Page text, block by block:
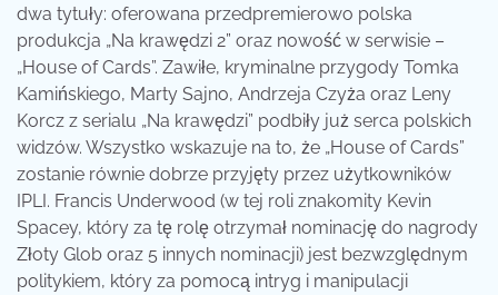
dwa tytuły: oferowana przedpremierowo polska
produkcja „Na krawędzi 2” oraz nowość w serwisie –
„House of Cards”. Zawiłe, kryminalne przygody Tomka
Kamińskiego, Marty Sajno, Andrzeja Czyża oraz Leny
Korcz z serialu „Na krawędzi” podbiły już serca polskich
widzów. Wszystko wskazuje na to, że „House of Cards”
zostanie równie dobrze przyjęty przez użytkowników
IPLI. Francis Underwood (w tej roli znakomity Kevin
Spacey, który za tę rolę otrzymał nominację do nagrody
Złoty Glob oraz 5 innych nominacji) jest bezwzględnym
politykiem, który za pomocą intryg i manipulacji